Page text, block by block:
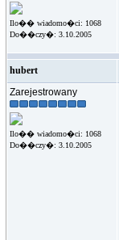
Ilo�� wiadomo�ci: 1068
Do��czy�: 3.10.2005
hubert
Zarejestrowany
Ilo�� wiadomo�ci: 1068
Do��czy�: 3.10.2005